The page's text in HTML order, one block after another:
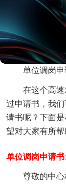
单位调岗
在这个高
过申请书，我
请书呢？下面
望对大家有所帮
单位调岗申请书
尊敬的中心